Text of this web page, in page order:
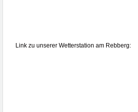
Link zu unserer Wetterstation am Rebberg: